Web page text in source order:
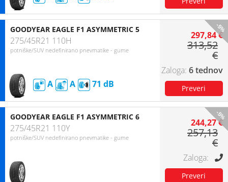
-5%
GOODYEAR EAGLE F1 ASYMMETRIC 5
275/45R21 110H
potniške/SUV nedefinirano pnevmatike - gume
A A 71
297,84 €
313,52
€
6 tednov
-5%
GOODYEAR EAGLE F1 ASYMMETRIC 6
275/45R21 110Y
potniške/SUV nedefinirano pnevmatike - gume
244,27 €
257,13
€